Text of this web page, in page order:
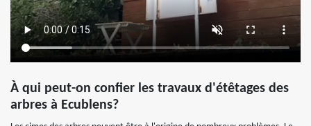
À qui peut-on confier les travaux d'étêtages des
arbres à Ecublens?